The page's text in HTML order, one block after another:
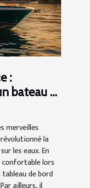
:
bateau à
pour une
?
merveilles
la
les eaux. En
lors
de bord